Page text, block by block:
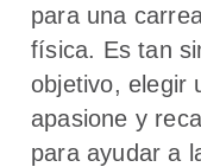
para una
física. Es tan
objetivo, elegir
apasione y
para ayudar a